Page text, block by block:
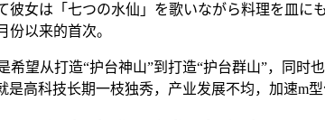
て彼女は「七つの水仙」を歌いながら料理を
份以来的首次。
打造“护台神山”到打造“护台群山”，同时也
高科技长期一枝独秀，产业发展不均，加速m